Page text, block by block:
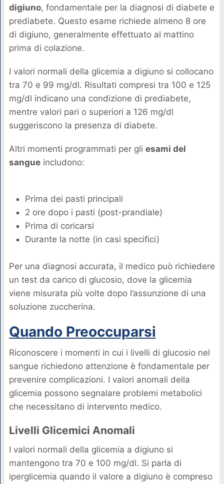
digiuno, fondamentale per la diagnosi di diabete e
prediabete. Questo esame richiede almeno 8 ore
di digiuno, generalmente effettuato al mattino
prima di colazione.
I valori normali della glicemia a digiuno si collocano
tra 70 e 99 mg/dl. Risultati compresi tra 100 e 125
mg/dl indicano una condizione di prediabete,
mentre valori pari o superiori a 126 mg/dl
suggeriscono la presenza di diabete.
Altri momenti programmati per gli esami del
sangueincludono:
Prima dei pasti principali
2 ore dopo i pasti (post-prandiale)
Prima di coricarsi
Durante la notte (in casi specifici)
Per una diagnosi accurata, il medico può richiedere
un test da carico di glucosio, dove la glicemia
viene misurata più volte dopo l’assunzione di una
soluzione zuccherina.
Quando Preoccuparsi
Riconoscere i momenti in cui i livelli di glucosio nel
sangue richiedono attenzione è fondamentale per
prevenire complicazioni. I valori anomali della
glicemia possono segnalare problemi metabolici
che necessitano di intervento medico.
Livelli Glicemici Anomali
I valori normali della glicemia a digiuno si
mantengono tra 70 e 100 mg/dl. Si parla di
iperglicemia quando il valore a digiuno è compreso